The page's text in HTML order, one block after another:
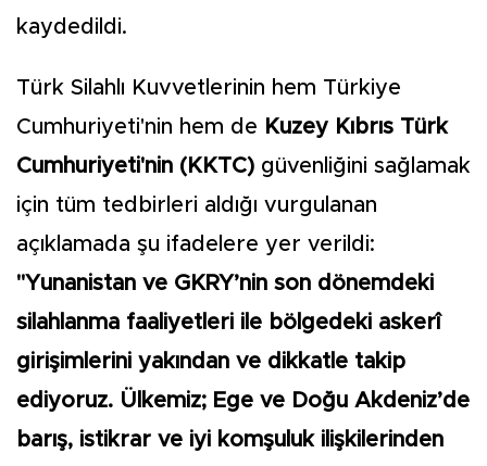
kaydedildi.
Türk Silahlı Kuvvetlerinin hem Türkiye
Cumhuriyeti'nin hem de Kuzey Kıbrıs Türk
Cumhuriyeti'nin (KKTC) güvenliğini sağlamak
için tüm tedbirleri aldığı vurgulanan
açıklamada şu ifadelere yer verildi:
"Yunanistan ve GKRY’nin son dönemdeki
silahlanma faaliyetleri ile bölgedeki askerî
girişimlerini yakından ve dikkatle takip
ediyoruz. Ülkemiz; Ege ve Doğu Akdeniz’de
barış, istikrar ve iyi komşuluk ilişkilerinden